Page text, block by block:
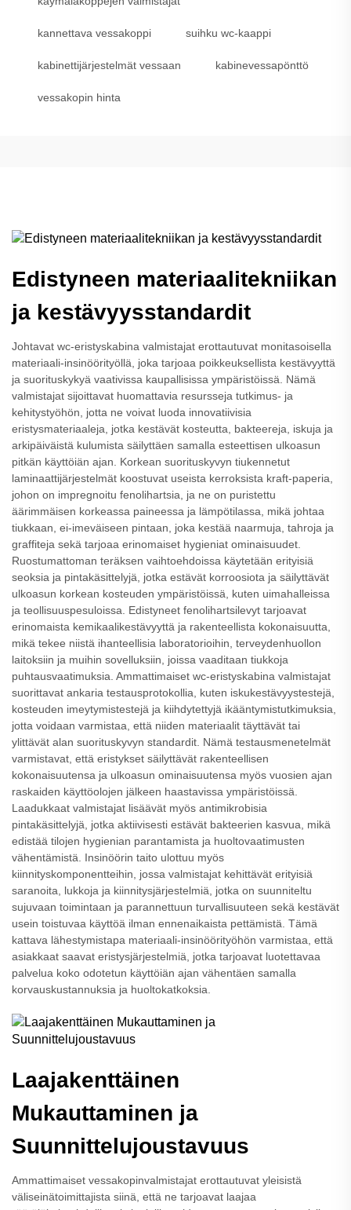
kannettava vessakoppi suihku wc-kaappi
kabinettijärjestelmät vessaan kabinevessapönttö
vessakopin hinta
Edistyneen materiaalitekniikan
ja kestävyysstandardit
Johtavat wc-eristyskabina valmistajat erottautuvat monitasoisella
materiaali-insinöörityöllä, joka tarjoaa poikkeuksellista kestävyyttä
ja suorituskykyä vaativissa kaupallisissa ympäristöissä. Nämä
valmistajat sijoittavat huomattavia resursseja tutkimus- ja
kehitystyöhön, jotta ne voivat luoda innovatiivisia
eristysmateriaaleja, jotka kestävät kosteutta, bakteereja, iskuja ja
arkipäiväistä kulumista säilyttäen samalla esteettisen ulkoasun
pitkän käyttöiän ajan. Korkean suorituskyvyn tiukennetut
laminaattijärjestelmät koostuvat useista kerroksista kraft-paperia,
johon on impregnoitu fenolihartsia, ja ne on puristettu
äärimmäisen korkeassa paineessa ja lämpötilassa, mikä johtaa
tiukkaan, ei-imeväiseen pintaan, joka kestää naarmuja, tahroja ja
graffiteja sekä tarjoaa erinomaiset hygieniat ominaisuudet.
Ruostumattoman teräksen vaihtoehdoissa käytetään erityisiä
seoksia ja pintakäsittelyjä, jotka estävät korroosiota ja säilyttävät
ulkoasun korkean kosteuden ympäristöissä, kuten uimahalleissa
ja teollisuuspesuloissa. Edistyneet fenolihartsilevyt tarjoavat
erinomaista kemikaalikestävyyttä ja rakenteellista kokonaisuutta,
mikä tekee niistä ihanteellisia laboratorioihin, terveydenhuollon
laitoksiin ja muihin sovelluksiin, joissa vaaditaan tiukkoja
puhtausvaatimuksia. Ammattimaiset wc-eristyskabina valmistajat
suorittavat ankaria testausprotokollia, kuten iskukestävyystestejä,
kosteuden imeytymistestejä ja kiihdytettyjä ikääntymistutkimuksia,
jotta voidaan varmistaa, että niiden materiaalit täyttävät tai
ylittävät alan suorituskyvyn standardit. Nämä testausmenetelmät
varmistavat, että eristykset säilyttävät rakenteellisen
kokonaisuutensa ja ulkoasun ominaisuutensa myös vuosien ajan
raskaiden käyttöolojen jälkeen haastavissa ympäristöissä.
Laadukkaat valmistajat lisäävät myös antimikrobisia
pintakäsittelyjä, jotka aktiivisesti estävät bakteerien kasvua, mikä
edistää tilojen hygienian parantamista ja huoltovaatimusten
vähentämistä. Insinöörin taito ulottuu myös
kiinnityskomponentteihin, jossa valmistajat kehittävät erityisiä
saranoita, lukkoja ja kiinnitysjärjestelmiä, jotka on suunniteltu
sujuvaan toimintaan ja parannettuun turvallisuuteen sekä kestävät
usein toistuvaa käyttöä ilman ennenaikaista pettämistä. Tämä
kattava lähestymistapa materiaali-insinöörityöhön varmistaa, että
asiakkaat saavat eristysjärjestelmiä, jotka tarjoavat luotettavaa
palvelua koko odotetun käyttöiän ajan vähentäen samalla
korvauskustannuksia ja huoltokatkoksia.
Laajakenttäinen
Mukauttaminen ja
Suunnittelujoustavuus
Ammattimaiset vessakopinvalmistajat erottautuvat yleisistä
väliseinätoimittajista siinä, että ne tarjoavat laajaa